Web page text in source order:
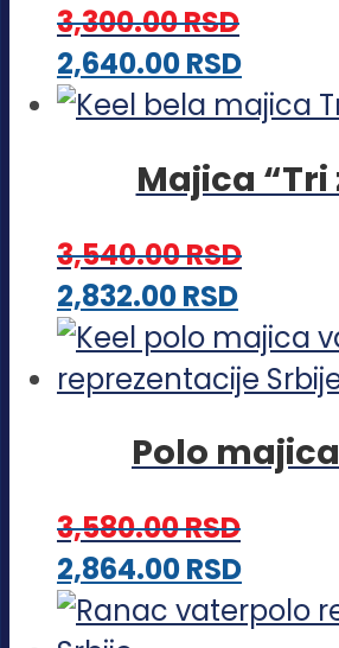
mogu
biti
na
stranici
3,300.00RSD
2,640.00RSDOvaj
više
Opcije
biti
na
Majica
3,540.00RSD
2,832.00RSDOvaj
ima
mogu
biti
Polo
3,580.00RSD
2,864.00RSDOvaj